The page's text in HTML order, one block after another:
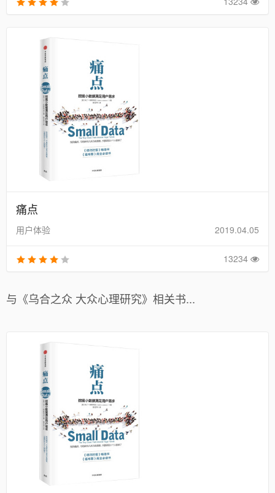
痛点
用户体验 2019.04.05
13234
与《乌合之众 大众心理研究》相关书...